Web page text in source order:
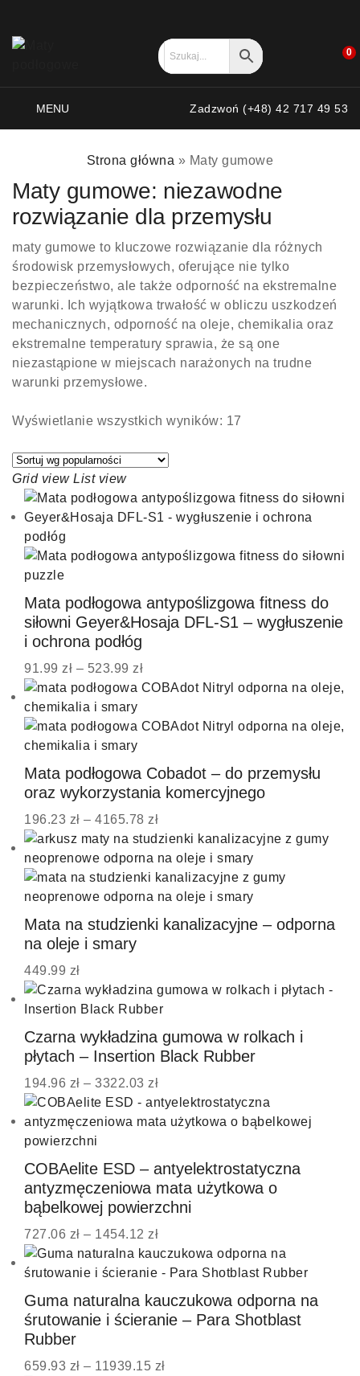
0
MENU Zadzwoń (+48) 42 717 49 53
Strona główna » Maty gumowe
Maty gumowe: niezawodne
rozwiązanie dla przemysłu
maty gumowe to kluczowe rozwiązanie dla różnych
środowisk przemysłowych, oferujące nie tylko
bezpieczeństwo, ale także odporność na ekstremalne
warunki. Ich wyjątkowa trwałość w obliczu uszkodzeń
mechanicznych, odporność na oleje, chemikalia oraz
ekstremalne temperatury sprawia, że są one
niezastąpione w miejscach narażonych na trudne
warunki przemysłowe.
Wyświetlanie wszystkich wyników: 17
Grid view List view
Mata podłogowa antypoślizgowa fitness do
siłowni Geyer&Hosaja DFL-S1 – wygłuszenie
i ochrona podłóg
91.99 zł – 523.99 zł
Mata podłogowa Cobadot – do przemysłu
oraz wykorzystania komercyjnego
196.23 zł – 4165.78 zł
Mata na studzienki kanalizacyjne – odporna
na oleje i smary
449.99 zł
Czarna wykładzina gumowa w rolkach i
płytach – Insertion Black Rubber
194.96 zł – 3322.03 zł
COBAelite ESD – antyelektrostatyczna
antyzmęczeniowa mata użytkowa o
bąbelkowej powierzchni
727.06 zł – 1454.12 zł
Guma naturalna kauczukowa odporna na
śrutowanie i ścieranie – Para Shotblast
Rubber
659.93 zł – 11939.15 zł